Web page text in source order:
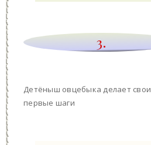
3.
Детёныш овцебыка делает свои
первые шаги